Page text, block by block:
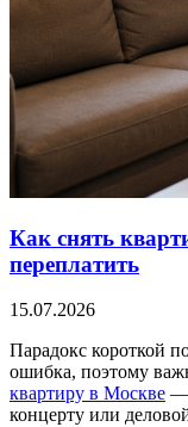
Как снять
переплатить
15.07.2026
Парадокс короткой
ошибка, поэтому
квартиру в Москве —
концерту или